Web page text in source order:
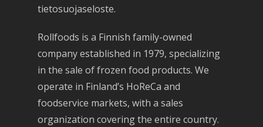
tietosuojaseloste.
Rollfoods is a Finnish family-owned
company established in 1979, specializing
in the sale of frozen food products. We
operate in Finland’s HoReCa and
foodservice markets, with a sales
organization covering the entire country.